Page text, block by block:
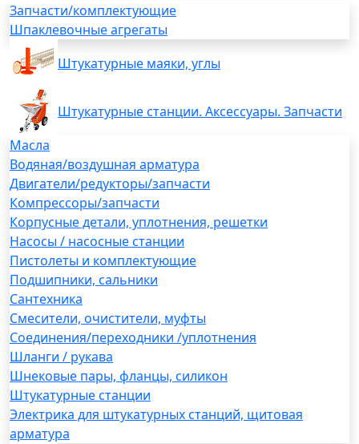
Запчасти/комплектующие
Шпаклевочные агрегаты
Штукатурные маяки, углы
Штукатурные станции. Аксессуары. Запчасти
Масла
Водяная/воздушная арматура
Двигатели/редукторы/запчасти
Компрессоры/запчасти
Корпусные детали, уплотнения, решетки
Насосы / насосные станции
Пистолеты и комплектующие
Подшипники, сальники
Сантехника
Смесители, очистители, муфты
Соединения/переходники /уплотнения
Шланги / рукава
Шнековые пары, фланцы, силикон
Штукатурные станции
Электрика для штукатурных станций, щитовая
арматура